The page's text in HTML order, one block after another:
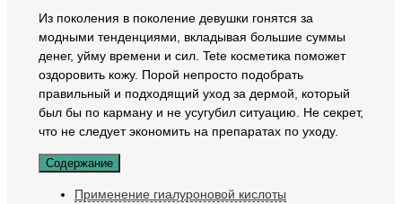
Из поколения в поколение девушки гонятся за
модными тенденциями, вкладывая большие суммы
денег, уйму времени и сил. Tete косметика поможет
оздоровить кожу. Порой непросто подобрать
правильный и подходящий уход за дермой, который
был бы по карману и не усугубил ситуацию. Не секрет,
что не следует экономить на препаратах по уходу.
Содержание
Применение гиалуроновой кислоты